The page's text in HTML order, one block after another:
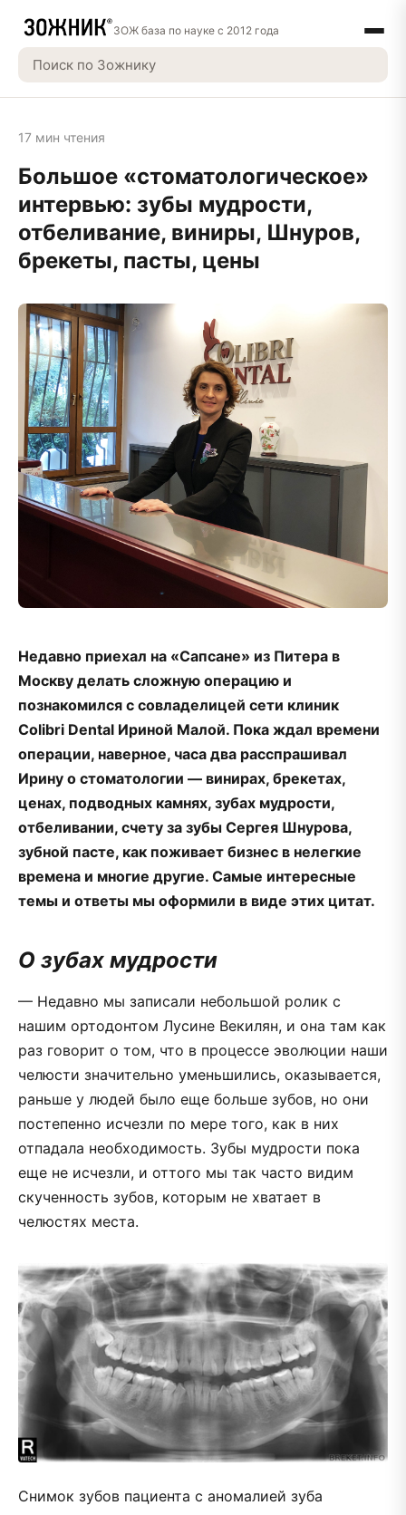
ЗОЖ база по науке с 2012 года
17 мин чтения
Большое «стоматологическое»
интервью: зубы мудрости,
отбеливание, виниры, Шнуров,
брекеты, пасты, цены
Недавно приехал на «Сапсане» из Питера в
Москву делать сложную операцию и
познакомился с совладелицей сети клиник
Colibri Dental Ириной Малой. Пока ждал времени
операции, наверное, часа два расспрашивал
Ирину о стоматологии — винирах, брекетах,
ценах, подводных камнях, зубах мудрости,
отбеливании, счету за зубы Сергея Шнурова,
зубной пасте, как поживает бизнес в нелегкие
времена и многие другие. Самые интересные
темы и ответы мы оформили в виде этих цитат.
О зубах мудрости
— Недавно мы записали небольшой ролик с
нашим ортодонтом Лусине Векилян, и она там как
раз говорит о том, что в процессе эволюции наши
челюсти значительно уменьшились, оказывается,
раньше у людей было еще больше зубов, но они
постепенно исчезли по мере того, как в них
отпадала необходимость. Зубы мудрости пока
еще не исчезли, и оттого мы так часто видим
скученность зубов, которым не хватает в
челюстях места.
Снимок зубов пациента с аномалией зуба